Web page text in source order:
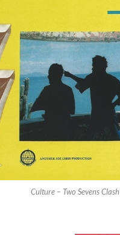
Culture – Two Sevens Clash